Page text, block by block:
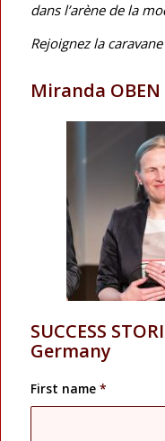
dans l’arène de la
Rejoignez la
Miranda
SUCCESS
Germany
First name*